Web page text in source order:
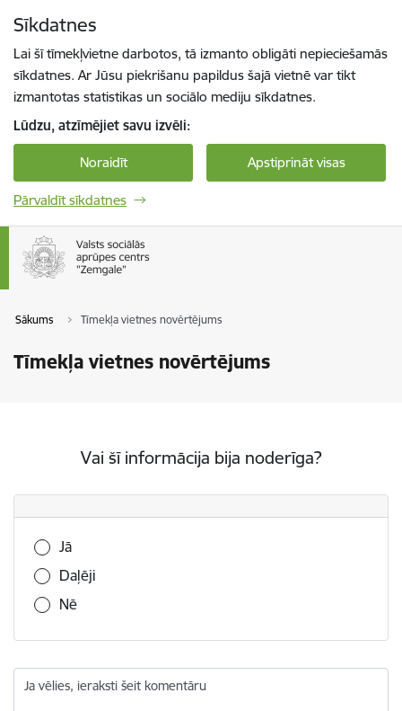
Sīkdatnes
Lai šī tīmekļvietne darbotos, tā izmanto obligāti nepieciešamās
sīkdatnes. Ar Jūsu piekrišanu papildus šajā vietnē var tikt
izmantotas statistikas un sociālo mediju sīkdatnes.
Lūdzu, atzīmējiet savu izvēli:
Noraidīt Apstiprināt visas
Pārvaldīt sīkdatnes
Sākums Tīmekļa vietnes novērtējums
Tīmekļa vietnes novērtējums
Vai šī informācija bija noderīga?
Vai šī informācija bija noderīga?
Jā
Daļēji
Nē
Ja vēlies, ieraksti šeit komentāru